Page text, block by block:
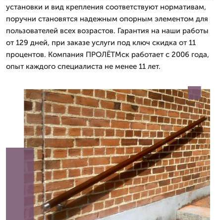
установки и вид крепления соответствуют нормативам,
поручни становятся надежным опорным элементом для
пользователей всех возрастов. Гарантия на наши работы
от 129 дней, при заказе услуги под ключ скидка от 11
процентов. Компания ПРОЛЁТМск работает с 2006 года,
опыт каждого специалиста не менее 11 лет.